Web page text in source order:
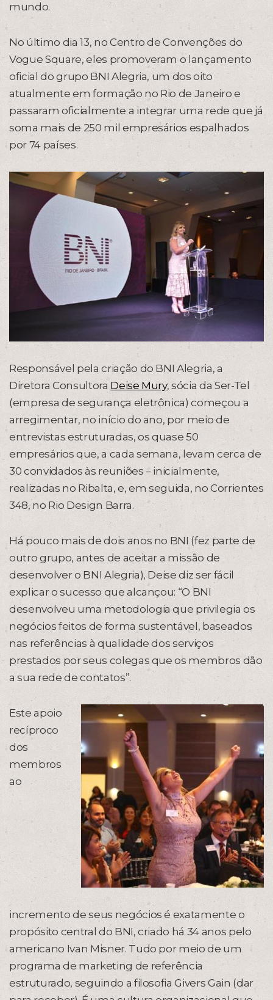
mundo.
No último dia 13, no Centro de Convenções do
Vogue Square, eles promoveram o lançamento
oficial do grupo BNI Alegria, um dos oito
atualmente em formação no Rio de Janeiro e
passaram oficialmente a integrar uma rede que já
soma mais de 250 mil empresários espalhados
por 74 países.
Responsável pela criação do BNI Alegria, a
Diretora Consultora Deise Mury, sócia da Ser-Tel
(empresa de segurança eletrônica) começou a
arregimentar, no início do ano, por meio de
entrevistas estruturadas, os quase 50
empresários que, a cada semana, levam cerca de
30 convidados às reuniões – inicialmente,
realizadas no Ribalta, e, em seguida, no Corrientes
348, no Rio Design Barra.
Há pouco mais de dois anos no BNI (fez parte de
outro grupo, antes de aceitar a missão de
desenvolver o BNI Alegria), Deise diz ser fácil
explicar o sucesso que alcançou: “O BNI
desenvolveu uma metodologia que privilegia os
negócios feitos de forma sustentável, baseados
nas referências à qualidade dos serviços
prestados por seus colegas que os membros dão
a sua rede de contatos”.
Este apoio
recíproco
dos
membros
ao
incremento de seus negócios é exatamente o
propósito central do BNI, criado há 34 anos pelo
americano Ivan Misner. Tudo por meio de um
programa de marketing de referência
estruturado, seguindo a filosofia Givers Gain (dar